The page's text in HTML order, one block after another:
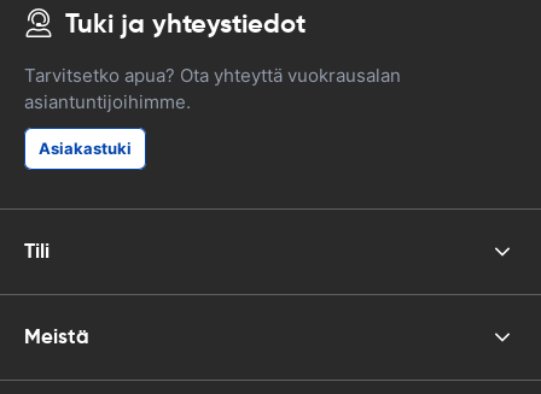
Tuki ja yhteystiedot
Tarvitsetko apua? Ota yhteyttä vuokrausalan
asiantuntijoihimme.
Asiakastuki
Tili
Meistä